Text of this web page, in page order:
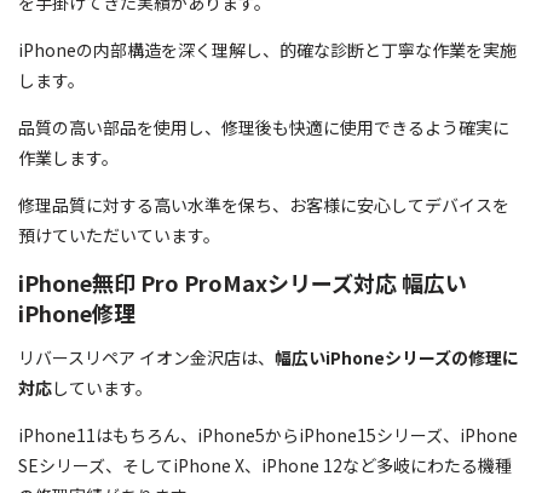
iPhoneの内部構造を深く理解し、的確な診断と丁寧な作業を実施
します。
品質の高い部品を使用し、修理後も快適に使用できるよう確実に
作業します。
修理品質に対する高い水準を保ち、お客様に安心してデバイスを
預けていただいています。
iPhone無印 Pro ProMaxシリーズ対応 幅広い
iPhone修理
リバースリペア イオン金沢店は、 幅広いiPhoneシリーズの修理に
対応しています。
iPhone11はもちろん、iPhone5からiPhone15シリーズ、iPhone
SEシリーズ、そしてiPhone X、iPhone 12など多岐にわたる機種